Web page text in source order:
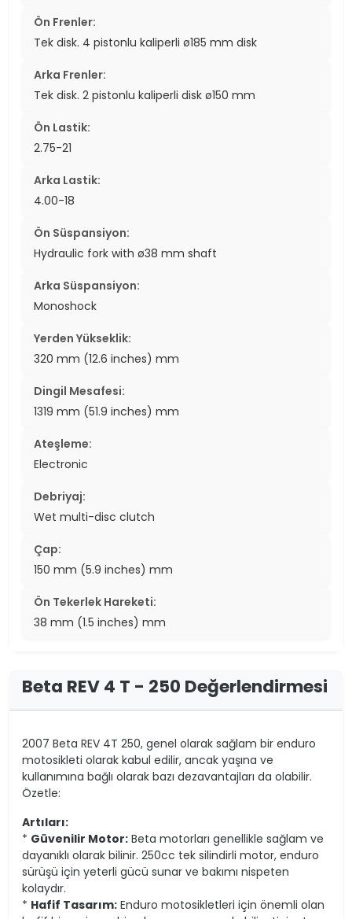
Ön Frenler:
Tek disk. 4 pistonlu kaliperli ø185 mm disk
Arka Frenler:
Tek disk. 2 pistonlu kaliperli disk ø150 mm
Ön Lastik:
2.75-21
Arka Lastik:
4.00-18
Ön Süspansiyon:
Hydraulic fork with ø38 mm shaft
Arka Süspansiyon:
Monoshock
Yerden Yükseklik:
320 mm (12.6 inches) mm
Dingil Mesafesi:
1319 mm (51.9 inches) mm
Ateşleme:
Electronic
Debriyaj:
Wet multi-disc clutch
Çap:
150 mm (5.9 inches) mm
Ön Tekerlek Hareketi:
38 mm (1.5 inches) mm
Beta REV 4 T - 250 Değerlendirmesi
2007 Beta REV 4T 250, genel olarak sağlam bir enduro
motosikleti olarak kabul edilir, ancak yaşına ve
kullanımına bağlı olarak bazı dezavantajları da olabilir.
Özetle:
Artıları:
* Güvenilir Motor: Beta motorları genellikle sağlam ve
dayanıklı olarak bilinir. 250cc tek silindirli motor, enduro
sürüşü için yeterli gücü sunar ve bakımı nispeten
kolaydır.
* Hafif Tasarım: Enduro motosikletleri için önemli olan